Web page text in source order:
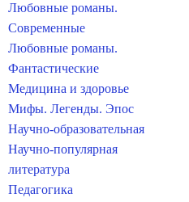
Любовные романы.
Современные
Любовные романы.
Фантастические
Медицина и здоровье
Мифы. Легенды. Эпос
Научно-образовательная
Научно-популярная
литература
Педагогика